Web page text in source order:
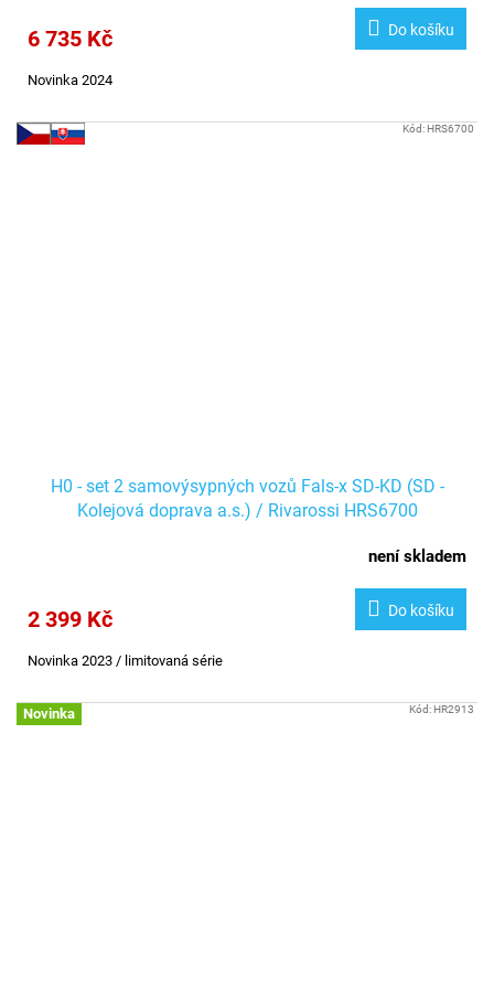
6 735 Kč Do košíku
Novinka 2024
H0 - set 2 samovýsypných vozů Fals-x SD-KD (SD -
Kolejová doprava a.s.) / Rivarossi HRS6700
není skladem
2 399 Kč Do košíku
Novinka 2023 / limitovaná série
Kód:HRS6700
Novinka Kód:HR2913